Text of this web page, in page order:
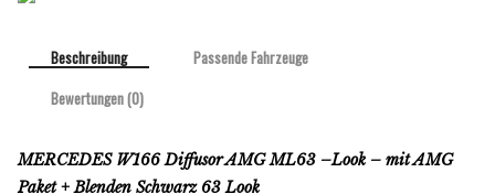
Beschreibung
Passende Fahrzeuge
Bewertungen (0)
MERCEDES W166 Diffusor AMG ML63 –Look – mit AMG
Paket + Blenden Schwarz 63 Look